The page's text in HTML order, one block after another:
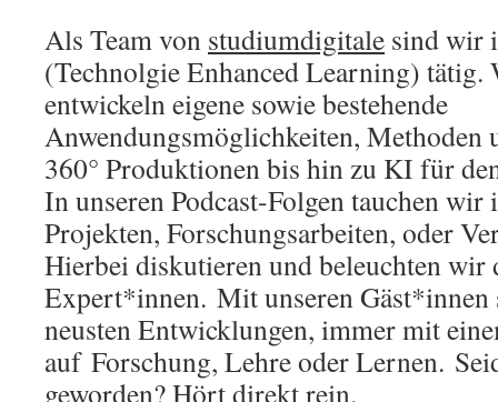
Als Team von studiumdigitale sind wir
(Technolgie Enhanced Learning)
entwickeln eigene sowie bestehende
Anwendungsmöglichkeiten, Methoden
360° Produktionen bis hin zu KI für
In unseren Podcast-Folgen tauchen wir
Projekten, Forschungsarbeiten, oder
Hierbei diskutieren und beleuchten
Expert*innen. Mit unseren Gäst*innen
neusten Entwicklungen, immer mit
auf Forschung, Lehre oder Lernen.
geworden?Hört direkt rein.